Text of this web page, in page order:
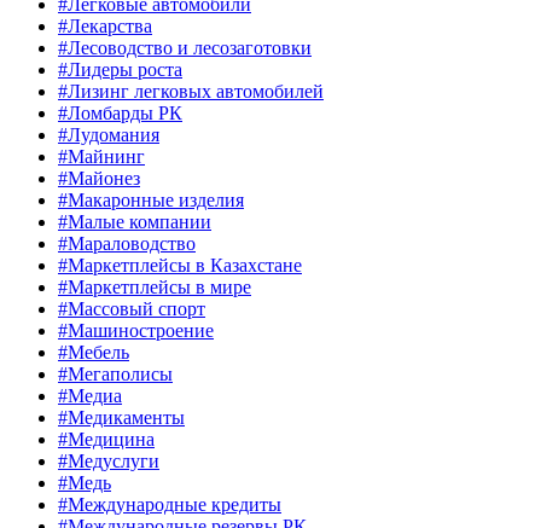
#Легковые автомобили
#Лекарства
#Лесоводство и лесозаготовки
#Лидеры роста
#Лизинг легковых автомобилей
#Ломбарды РК
#Лудомания
#Майнинг
#Майонез
#Макаронные изделия
#Малые компании
#Мараловодство
#Маркетплейсы в Казахстане
#Маркетплейсы в мире
#Массовый спорт
#Машиностроение
#Мебель
#Мегаполисы
#Медиа
#Медикаменты
#Медицина
#Медуслуги
#Медь
#Международные кредиты